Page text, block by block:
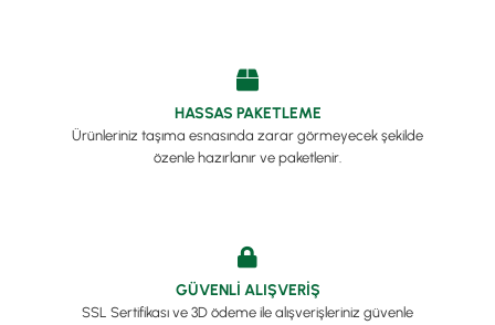
HASSAS PAKETLEME
Ürünleriniz taşıma esnasında zarar görmeyecek şekilde
özenle hazırlanır ve paketlenir.
GÜVENLİ ALIŞVERİŞ
SSL Sertifikası ve 3D ödeme ile alışverişleriniz güvenle